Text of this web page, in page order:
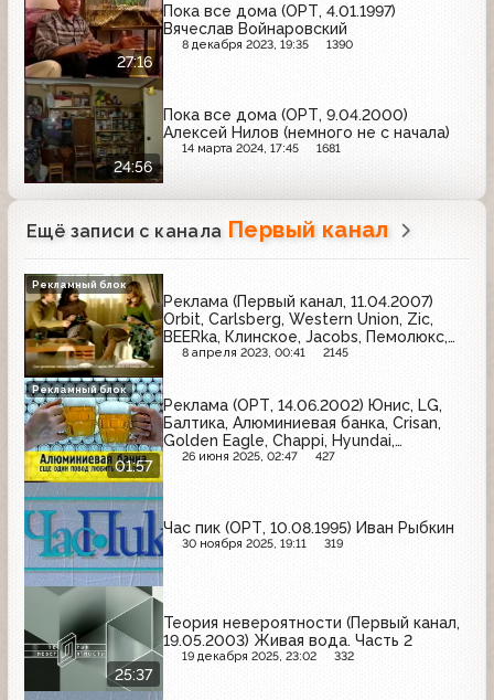
27:16
Пока все дома (ОРТ, 4.01.1997)
Вячеслав Войнаровский
8 декабря 2023, 19:35 1390
24:56
Пока все дома (ОРТ, 9.04.2000)
Алексей Нилов (немного не с начала)
14 марта 2024, 17:45 1681
Ещё записи с канала Первый канал
Реклама (Первый канал, 11.04.2007)
Orbit, Carlsberg, Western Union, Zic,
BEERka, Клинское, Jacobs, Пемолюкс,
Доширак, Балтика Кулер, Быстров
8 апреля 2023, 00:41 2145
Рекламный блок
01:57
Реклама (ОРТ, 14.06.2002) Юнис, LG,
Балтика, Алюминиевая банка, Crisan,
Golden Eagle, Chappi, Hyundai,
Телебукмекер
26 июня 2025, 02:47 427
Рекламный блок
Час пик (ОРТ, 10.08.1995) Иван Рыбкин
30 ноября 2025, 19:11 319
25:37
Теория невероятности (Первый канал,
19.05.2003) Живая вода. Часть 2
19 декабря 2025, 23:02 332